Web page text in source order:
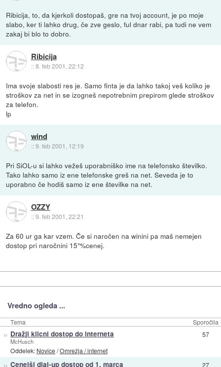
Ribicija, to, da kjerkoli dostopaš, gre na tvoj account, je po moje
slabo, ker ti lahko drug, če zve geslo, ful dnar rabi, pa tudi ne vem
zakaj bi blo to dobro.
Ribicija
::8. feb 2001, 22:12
Ima svoje slabosti res je. Samo finta je da lahko takoj veš koliko je
stroškov za net in se izogneš nepotrebnim prepirom glede stroškov
za telefon.
lp
wind
::9. feb 2001, 12:19
Pri SiOL-u si lahko vežeš uporabniško ime na telefonsko številko.
Tako lahko samo iz ene telefonske greš na net. Seveda je to
uporabno če hodiš samo iz ene številke na net.
OZZY
::9. feb 2001, 22:21
Za 60 ur ga kar vzem. Če si naročen na winini pa maš nemejen
dostop pri naročnini 15°%cenej.
Vredno ogleda ...
Tema Sporočila
» Dražji klicni dostop do interneta
McHusch
Oddelek: Novice/Omrežja / internet
57
» Cenejši dial-up dostop od 1. marca 27